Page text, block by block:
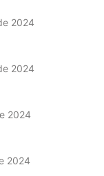
2024
2024
2024
2024